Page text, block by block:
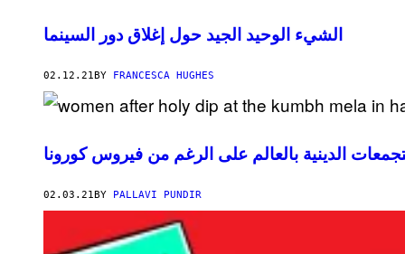
الشيء الوحيد الجيد حول إغلاق دور السينما
02.12.21 BY FRANCESCA HUGHES
الدينية بالعالم على الرغم من فيروس كورونا
02.03.21BY PALLAVI PUNDIR